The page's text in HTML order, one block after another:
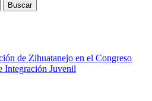
de Zihuatanejo en el Congreso
Integración Juvenil